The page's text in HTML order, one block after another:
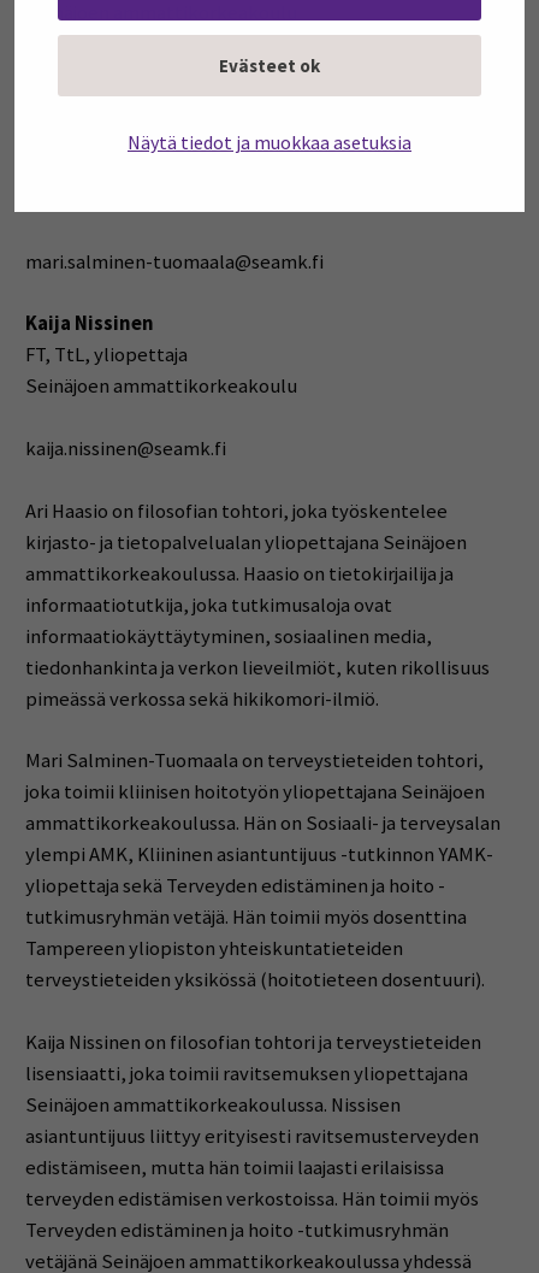
Evästeet ok
Näytä tiedot ja muokkaa asetuksia
Seinäjoen ammattikorkeakoulu
Mari Salminen-Tuomaala
mari.salminen-tuomaala@seamk.fi
Kaija Nissinen
FT, TtL, yliopettaja
Seinäjoen ammattikorkeakoulu
kaija.nissinen@seamk.fi
Ari Haasio on filosofian tohtori, joka työskentelee
kirjasto- ja tietopalvelualan yliopettajana Seinäjoen
ammattikorkeakoulussa. Haasio on tietokirjailija ja
informaatiotutkija, joka tutkimusaloja ovat
informaatiokäyttäytyminen, sosiaalinen media,
tiedonhankinta ja verkon lieveilmiöt, kuten rikollisuus
pimeässä verkossa sekä hikikomori-ilmiö.
Mari Salminen-Tuomaala on terveystieteiden tohtori,
joka toimii kliinisen hoitotyön yliopettajana Seinäjoen
ammattikorkeakoulussa. Hän on Sosiaali- ja terveysalan
ylempi AMK, Kliininen asiantuntijuus -tutkinnon YAMK-
yliopettaja sekä Terveyden edistäminen ja hoito -
tutkimusryhmän vetäjä. Hän toimii myös dosenttina
Tampereen yliopiston yhteiskuntatieteiden
terveystieteiden yksikössä (hoitotieteen dosentuuri).
Kaija Nissinen on filosofian tohtori ja terveystieteiden
lisensiaatti, joka toimii ravitsemuksen yliopettajana
Seinäjoen ammattikorkeakoulussa. Nissisen
asiantuntijuus liittyy erityisesti ravitsemusterveyden
edistämiseen, mutta hän toimii laajasti erilaisissa
terveyden edistämisen verkostoissa. Hän toimii myös
Terveyden edistäminen ja hoito -tutkimusryhmän
vetäjänä Seinäjoen ammattikorkeakoulussa yhdessä